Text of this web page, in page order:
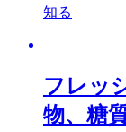
知る
フレッ
物、糖